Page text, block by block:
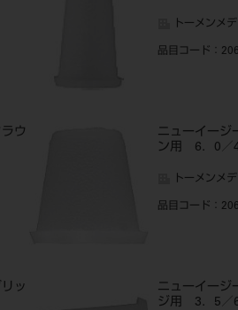
トーメンメ
品目コード ：
ウ
ニューイー
ン用 6．0／
トーメンメ
品目コード ：
ッ
ニューイー
ジ用 3．5／